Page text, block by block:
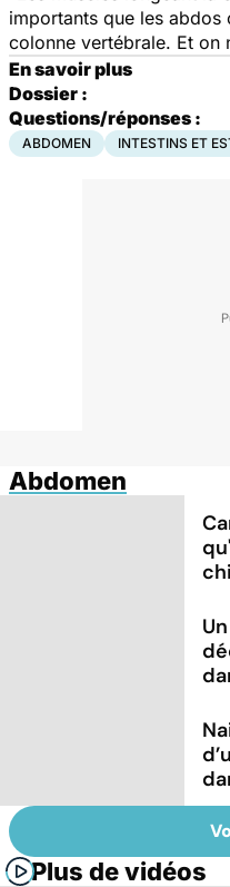
importants que les abdos
colonne vertébrale. Et on
En savoir plus
Dossier :
Questions/réponses :
ABDOMEN INTESTINS ET
Abdomen
Plus de vidéos